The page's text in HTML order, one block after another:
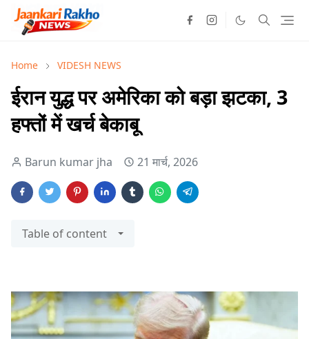
Home VIDESH NEWS
ईरान युद्ध पर अमेरिका को बड़ा झटका, 3
हफ्तों में खर्च बेकाबू
Barun kumar jha 21 मार्च, 2026
Table of content